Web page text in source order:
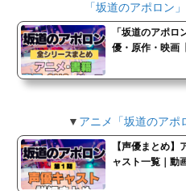
「坂道のアポロン
「坂道のアポ
優・原作・映画
▼ アニメ「坂道のアポ
【声優まとめ
ャスト一覧｜動